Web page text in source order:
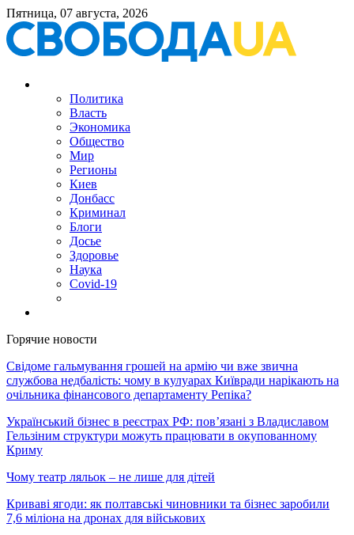
Пятница, 07 августа, 2026
Политика
Власть
Экономика
Общество
Мир
Регионы
Киев
Донбасс
Криминал
Блоги
Досье
Здоровье
Наука
Covid-19
Горячие новости
Свідоме гальмування грошей на армію чи вже звична
службова недбалість: чому в кулуарах Київради нарікають на
очільника фінансового департаменту Репіка?
Український бізнес в реєстрах РФ: пов’язані з Владиславом
Гельзіним структури можуть працювати в окупованному
Криму
Чому театр ляльок – не лише для дітей
Криваві ягоди: як полтавські чиновники та бізнес заробили
7,6 міліона на дронах для військових